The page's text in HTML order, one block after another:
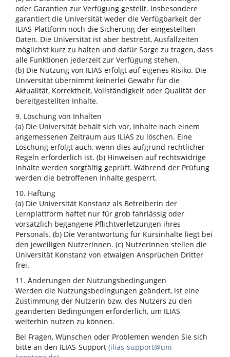
oder Garantien zur Verfügung gestellt. Insbesondere
garantiert die Universität weder die Verfügbarkeit der
ILIAS-Plattform noch die Sicherung der eingestellten
Daten. Die Universität ist aber bestrebt, Ausfallzeiten
möglichst kurz zu halten und dafür Sorge zu tragen, dass
alle Funktionen jederzeit zur Verfügung stehen.
(b) Die Nutzung von ILIAS erfolgt auf eigenes Risiko. Die
Universität übernimmt keinerlei Gewähr für die
Aktualität, Korrektheit, Vollständigkeit oder Qualität der
bereitgestellten Inhalte.
9. Löschung von Inhalten
(a) Die Universität behält sich vor, Inhalte nach einem
angemessenen Zeitraum aus ILIAS zu löschen. Eine
Löschung erfolgt auch, wenn dies aufgrund rechtlicher
Regeln erforderlich ist. (b) Hinweisen auf rechtswidrige
Inhalte werden sorgfältig geprüft. Während der Prüfung
werden die betroffenen Inhalte gesperrt.
10. Haftung
(a) Die Universität Konstanz als Betreiberin der
Lernplattform haftet nur für grob fahrlässig oder
vorsätzlich begangene Pflichtverletzungen ihres
Personals. (b) Die Verantwortung für Kursinhalte liegt bei
den jeweiligen NutzerInnen. (c) NutzerInnen stellen die
Universität Konstanz von etwaigen Ansprüchen Dritter
frei.
11. Änderungen der Nutzungsbedingungen
Werden die Nutzungsbedingungen geändert, ist eine
Zustimmung der Nutzerin bzw. des Nutzers zu den
geänderten Bedingungen erforderlich, um ILIAS
weiterhin nutzen zu können.
Bei Fragen, Wünschen oder Problemen wenden Sie sich
bitte an den ILIAS-Support (ilias-support@uni-